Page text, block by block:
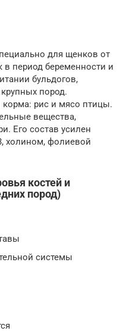
для щенков от
в период беременности и
бульдогов,
пород.
рис и мясо птицы.
вещества,
Его состав усилен
холином, фолиевой
костей и
пород)
системы